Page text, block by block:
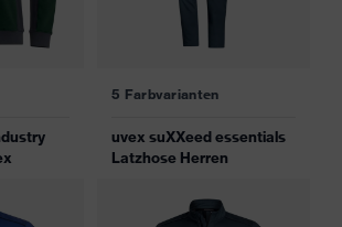
5 Farbvarianten
uvex suXXeed essentials
Latzhose Herren